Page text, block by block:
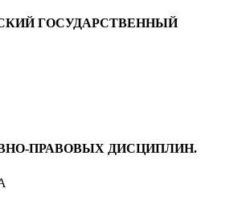
ГОСУДАРСТВЕННЫЙ
ПРАВОВЫХ ДИСЦИПЛИН.